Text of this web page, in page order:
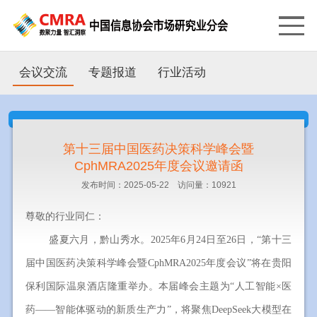
会议交流 专题报道 行业活动
第十三届中国医药决策科学峰会暨
CphMRA2025年度会议邀请函
发布时间：2025-05-22 访问量：10921
尊敬的行业同仁：
盛夏六月，黔山秀水。2025年6月24日至26日，“第十三
届中国医药决策科学峰会暨CphMRA2025年度会议”将在贵阳
保利国际温泉酒店隆重举办。本届峰会主题为“人工智能×医
药——智能体驱动的新质生产力”，将聚焦DeepSeek大模型在